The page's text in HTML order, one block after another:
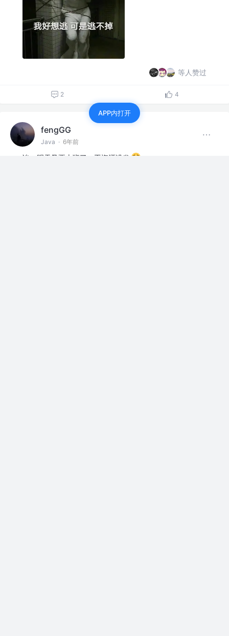
等人赞过
2 4
fengGG
Java · 6年前
诶，明天又要上班了。工资还没发
APP内打开